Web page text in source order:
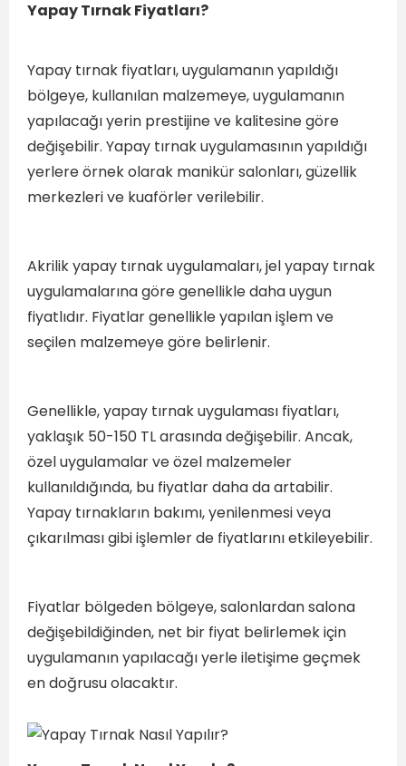
Yapay Tırnak Fiyatları?
Yapay tırnak fiyatları, uygulamanın yapıldığı
bölgeye, kullanılan malzemeye, uygulamanın
yapılacağı yerin prestijine ve kalitesine göre
değişebilir. Yapay tırnak uygulamasının yapıldığı
yerlere örnek olarak manikür salonları, güzellik
merkezleri ve kuaförler verilebilir.
Akrilik yapay tırnak uygulamaları, jel yapay tırnak
uygulamalarına göre genellikle daha uygun
fiyatlıdır. Fiyatlar genellikle yapılan işlem ve
seçilen malzemeye göre belirlenir.
Genellikle, yapay tırnak uygulaması fiyatları,
yaklaşık 50-150 TL arasında değişebilir. Ancak,
özel uygulamalar ve özel malzemeler
kullanıldığında, bu fiyatlar daha da artabilir.
Yapay tırnakların bakımı, yenilenmesi veya
çıkarılması gibi işlemler de fiyatlarını etkileyebilir.
Fiyatlar bölgeden bölgeye, salonlardan salona
değişebildiğinden, net bir fiyat belirlemek için
uygulamanın yapılacağı yerle iletişime geçmek
en doğrusu olacaktır.